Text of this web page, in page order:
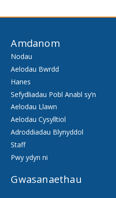
Amdanom
Nodau
Aelodau Bwrdd
Hanes
Sefydliadau Pobl Anabl sy’n
Aelodau Llawn
Aelodau Cysylltiol
Adroddiadau Blynyddol
Staff
Pwy ydyn ni
Gwasanaethau